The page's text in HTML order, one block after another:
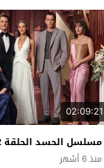
02:09:21
مسلسل الحسد الحلقة 22 مترجم
منذ 6 أشهر